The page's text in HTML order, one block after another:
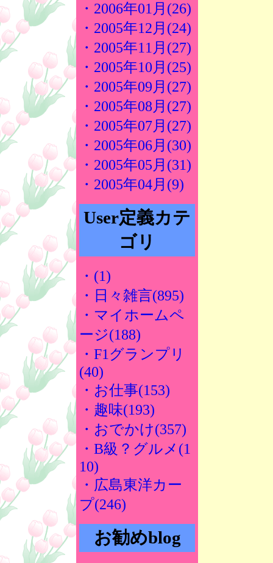
・2006年01月(26)
・2005年12月(24)
・2005年11月(27)
・2005年10月(25)
・2005年09月(27)
・2005年08月(27)
・2005年07月(27)
・2005年06月(30)
・2005年05月(31)
・2005年04月(9)
User定義カテ
ゴリ
・(1)
・日々雑言(895)
・マイホームペ
ージ(188)
・F1グランプリ
(40)
・お仕事(153)
・趣味(193)
・おでかけ(357)
・B級？グルメ(1
10)
・広島東洋カー
プ(246)
お勧めblog